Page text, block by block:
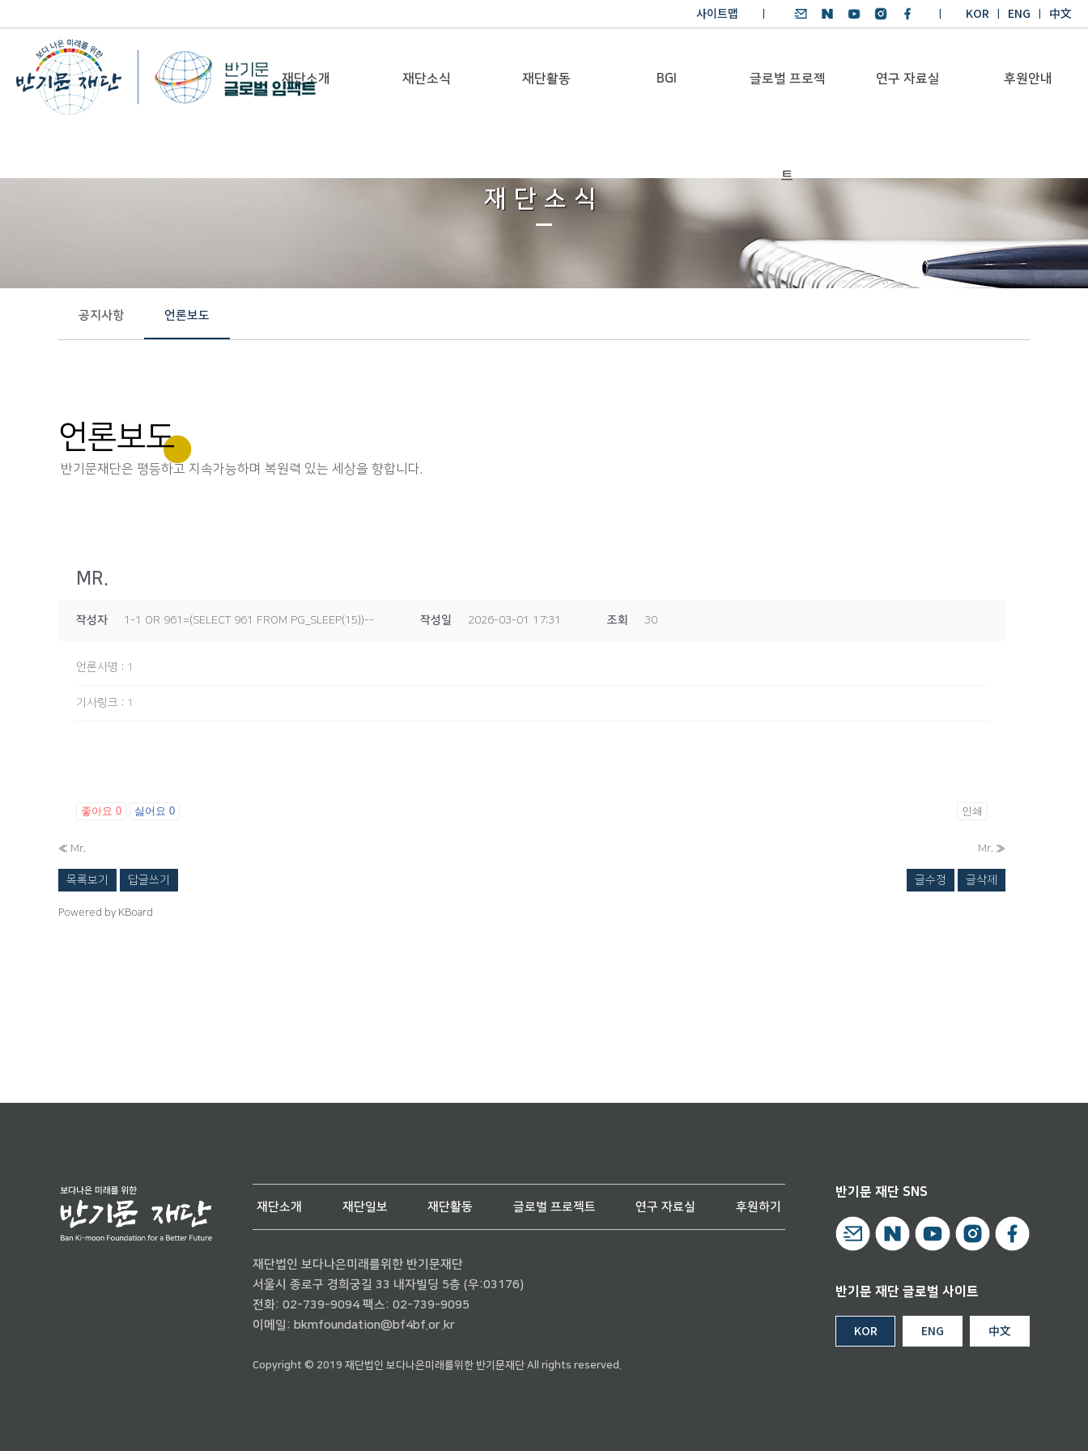
사이트맵 KOR ENG 中文
재단소개 재단소식 재단활동 BGI 글로벌 프로젝
트
연구 자료실 후원안내
행사
갤러리
Platform
Trans-Pacific
Sustainability
Dialogue
SDGs 영어 에세이
기후환경리더
양성과정 수상작
재단소식
공지사항 언론보도
언론보도
반기문재단은 평등하고 지속가능하며 복원력 있는 세상을 향합니다.
MR.
작성자 1-1 OR 961=(SELECT 961 FROM PG_SLEEP(15))-- 작성일 2026-03-01 17:31 조회 30
언론사명 : 1
기사링크 : 1
좋아요 0 싫어요 0 인쇄
« Mr. Mr. »
목록보기 답글쓰기 글수정 글삭제
Powered by KBoard
재단소개 재단일보 재단활동 글로벌 프로젝트 연구 자료실 후원하기
재단법인 보다나은미래를위한 반기문재단
서울시 종로구 경희궁길 33 내자빌딩 5층 (우:03176)
전화: 02-739-9094 팩스: 02-739-9095
이메일: bkmfoundation@bf4bf.or.kr
Copyright © 2019 재단법인 보다나은미래를위한 반기문재단 All rights reserved.
반기문 재단 SNS
반기문 재단 글로벌 사이트
KOR ENG 中文